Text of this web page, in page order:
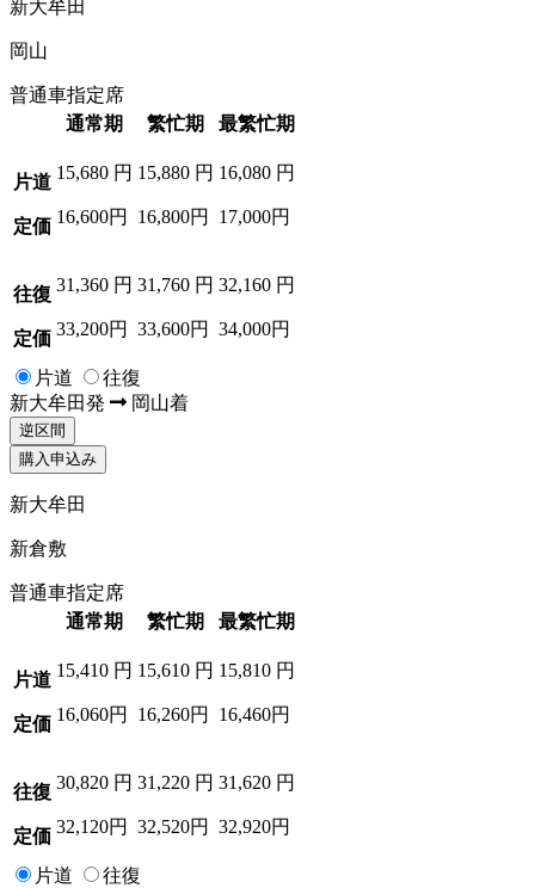
新大牟田
岡山
普通車指定席
通常期
繁忙期 最繁忙期
片道
定価
15,680 円
16,600円
15,880 円
16,800円
16,080 円
17,000円
往復
定価
31,360 円
33,200円
31,760 円
33,600円
32,160 円
34,000円
片道
往復
新大牟田発 岡山着
逆区間
購入申込み
新大牟田
新倉敷
普通車指定席
通常期
繁忙期 最繁忙期
片道
定価
15,410 円
16,060円
15,610 円
16,260円
15,810 円
16,460円
往復
定価
30,820 円
32,120円
31,220 円
32,520円
31,620 円
32,920円
片道
往復